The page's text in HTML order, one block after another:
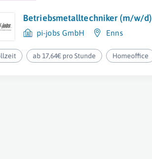
Betriebsmetalltechniker (m/w/d)
pi-jobs GmbH Enns
ab 17,64€ pro Stunde Homeoffice